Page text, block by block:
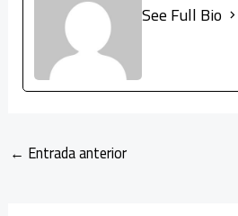
See Full Bio
← Entrada anterior